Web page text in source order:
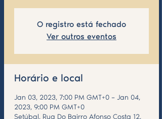
O registro está fechado
Ver outros eventos
Horário e local
Jan 03, 2023, 7:00 PM GMT+0 – Jan 04,
2023, 9:00 PM GMT+0
Setúbal, Rua Do Bairro Afonso Costa 12,